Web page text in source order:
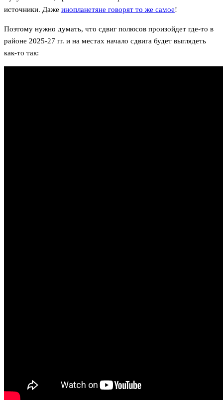
источники. Даже инопланетяне говорят то же самое!
Поэтому нужно думать, что сдвиг полюсов произойдет где-то в
районе 2025-27 гг. и на местах начало сдвига будет выглядеть
как-то так: